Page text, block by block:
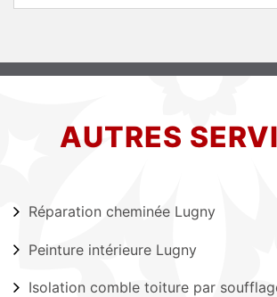
AUTRES
Réparation cheminée Lugny
Peinture intérieure Lugny
Isolation comble toiture par